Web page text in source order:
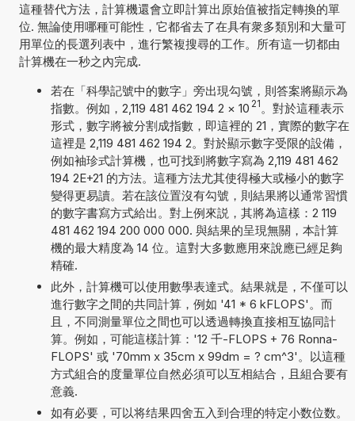
這種替代方法，計算機還會立即計算出原始值被指定轉換的單
位. 無論使用哪種可能性，它都省去了在具有衆多類別和大量可
用單位的長選列表中，進行繁複搜尋的工作。所有這一切都由
計算機在一秒之內完成.
若在「科學記號中的數字」旁出現勾號，則答案將顯示為
指數。例如，2,119 481 462 194 2 × 10 21 。對於這種表示
形式，數字將被分割成指數，即這裡的 21，實際的數字在
這裡是 2,119 481 462 194 2。對於顯示數字受限的設備，
例如袖珍式計算機，也可找到將數字寫為 2,119 481 462
194 2E+21 的方法。這種方法尤其使得極大或極小的數字
變得更易讀。若在該位置沒有勾號，則結果將以通常習慣
的數字書寫方式給出。對上例來説，其將為這樣：2 119
481 462 194 200 000 000. 與結果的呈現無關，本計算
機的最大精度為 14 位。這對大多數應用來說應已經足夠
精確.
此外，計算機可以使用數學表達式。結果就是，不僅可以
進行數字之間的共同計算，例如 '41 * 6 kFLOPS'。而
且，不同測量單位之間也可以透過轉換直接相互協同計
算。例如，可能這樣計算：'12 千-FLOPS + 76 Ronna-
FLOPS' 或 '70mm x 35cm x 99dm = ? cm^3'。以這種
方式組合的度量單位自然必須可以互相結合，且組合要有
意義.
如有必要，可以将结果四舍五入到合理的特定小数位数。